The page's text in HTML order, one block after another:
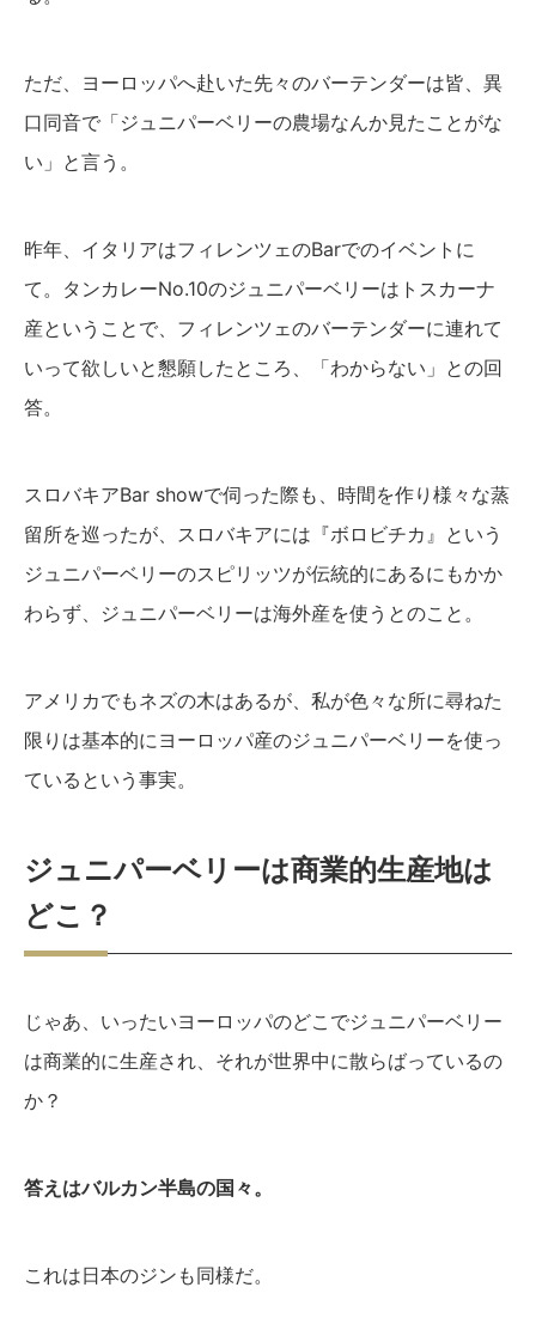
ただ、ヨーロッパへ赴いた先々のバーテンダーは皆、異
口同音で「ジュニパーベリーの農場なんか見たことがな
い」と言う。
昨年、イタリアはフィレンツェのBarでのイベントに
て。タンカレーNo.10のジュニパーベリーはトスカーナ
産ということで、フィレンツェのバーテンダーに連れて
いって欲しいと懇願したところ、「わからない」との回
答。
スロバキアBar showで伺った際も、時間を作り様々な蒸
留所を巡ったが、スロバキアには『ボロビチカ』という
ジュニパーベリーのスピリッツが伝統的にあるにもかか
わらず、ジュニパーベリーは海外産を使うとのこと。
アメリカでもネズの木はあるが、私が色々な所に尋ねた
限りは基本的にヨーロッパ産のジュニパーベリーを使っ
ているという事実。
ジュニパーベリーは商業的生産地は
どこ？
じゃあ、いったいヨーロッパのどこでジュニパーベリー
は商業的に生産され、それが世界中に散らばっているの
か？
答えはバルカン半島の国々。
これは日本のジンも同様だ。